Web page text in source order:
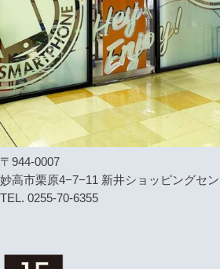
〒944-0007
妙高市栗原4−7−11 新井ショッピングセ
TEL. 0255-70-6355